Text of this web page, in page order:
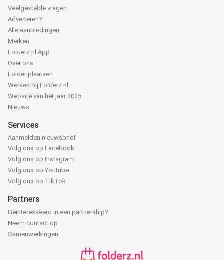
Veelgestelde vragen
Adverteren?
Alle aanbiedingen
Merken
Folderz.nl App
Over ons
Folder plaatsen
Werken bij Folderz.nl
Website van het jaar 2025
Nieuws
Services
Aanmelden nieuwsbrief
Volg ons op Facebook
Volg ons op Instagram
Volg ons op Youtube
Volg ons op TikTok
Partners
Geïnteresseerd in een partnership?
Neem contact op
Samenwerkingen